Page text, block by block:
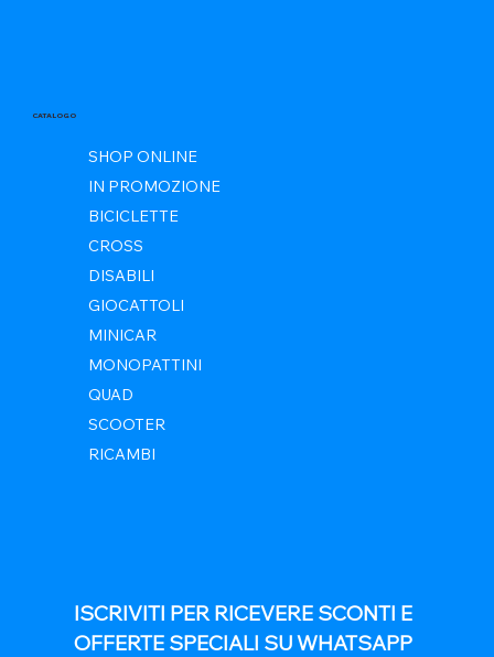
CATALOGO
SHOP ONLINE
IN PROMOZIONE
BICICLETTE
CROSS
DISABILI
GIOCATTOLI
MINICAR
MONOPATTINI
QUAD
SCOOTER
RICAMBI
ISCRIVITI PER RICEVERE SCONTI E
OFFERTE SPECIALI SU WHATSAPP